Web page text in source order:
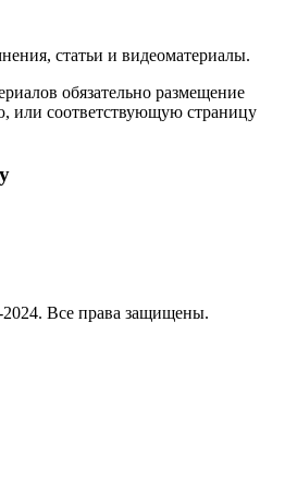
статьи и видеоматериалы.
обязательно размещение
или соответствующую страницу
Все права защищены.